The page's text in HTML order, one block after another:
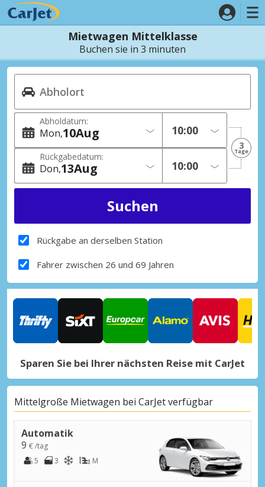
Mietwagen Mittelklasse
Buchen sie in 3 minuten
Abholdatum:
Mon 10Aug
Rückgabedatum:
Don 13Aug
3
Tage
Rückgabe an derselben Station
Fahrer zwischen 26 und 69 Jahren
Sparen Sie bei Ihrer nächsten Reise mit CarJet
Mittelgroße Mietwagen bei CarJet verfügbar
Automatik
9 € /tag
5
3 M